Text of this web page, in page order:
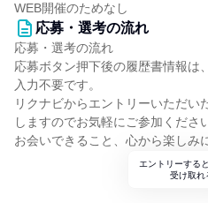
WEB開催のためなし
応募・選考の流れ
応募・選考の流れ
応募ボタン押下後の履歴書情報は、
入力不要です。
リクナビからエントリーいただい
しますのでお気軽にご参加くださ
お会いできること、心から楽しみ
エントリーする
受け取れ